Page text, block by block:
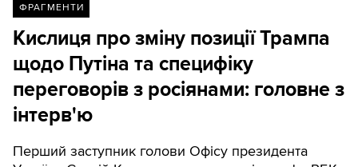
ФРАГМЕНТИ
Кислиця про зміну позиції Трампа
щодо Путіна та специфіку
переговорів з росіянами: головне з
інтерв'ю
Перший заступник голови Офісу президента